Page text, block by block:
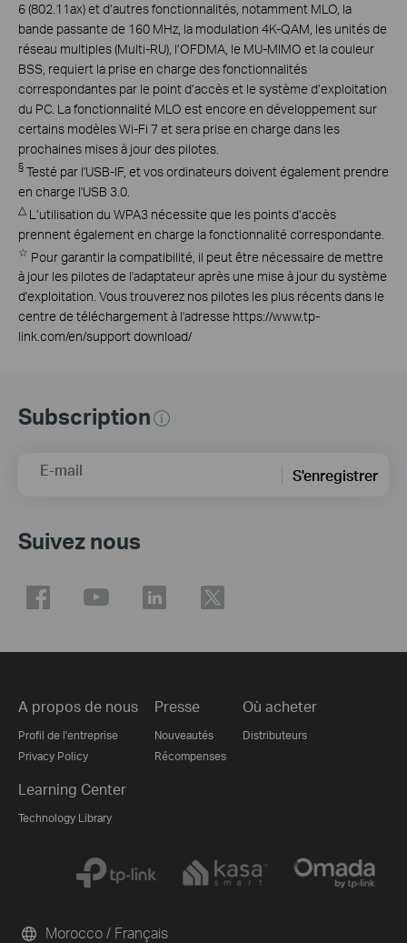
6 (802.11ax) et d’autres fonctionnalités, notamment MLO, la
bande passante de 160 MHz, la modulation 4K-QAM, les unités de
réseau multiples (Multi-RU), l’OFDMA, le MU-MIMO et la couleur
BSS, requiert la prise en charge des fonctionnalités
correspondantes par le point d’accès et le système d’exploitation
du PC. La fonctionnalité MLO est encore en développement sur
certains modèles Wi-Fi 7 et sera prise en charge dans les
prochaines mises à jour des pilotes.
§ Testé par l'USB-IF, et vos ordinateurs doivent également prendre
en charge l'USB 3.0.
△ L’utilisation du WPA3 nécessite que les points d’accès
prennent également en charge la fonctionnalité correspondante.
☆ Pour garantir la compatibilité, il peut être nécessaire de mettre
à jour les pilotes de l'adaptateur après une mise à jour du système
d'exploitation. Vous trouverez nos pilotes les plus récents dans le
centre de téléchargement à l'adresse https://www.tp-
link.com/en/support download/
Subscription
E-mail S'enregistrer
Suivez nous
A propos de nous
Profil de l'entreprise
Privacy Policy
Presse
Nouveautés
Récompenses
Où acheter
Distributeurs
Learning Center
Technology Library
Morocco / Français